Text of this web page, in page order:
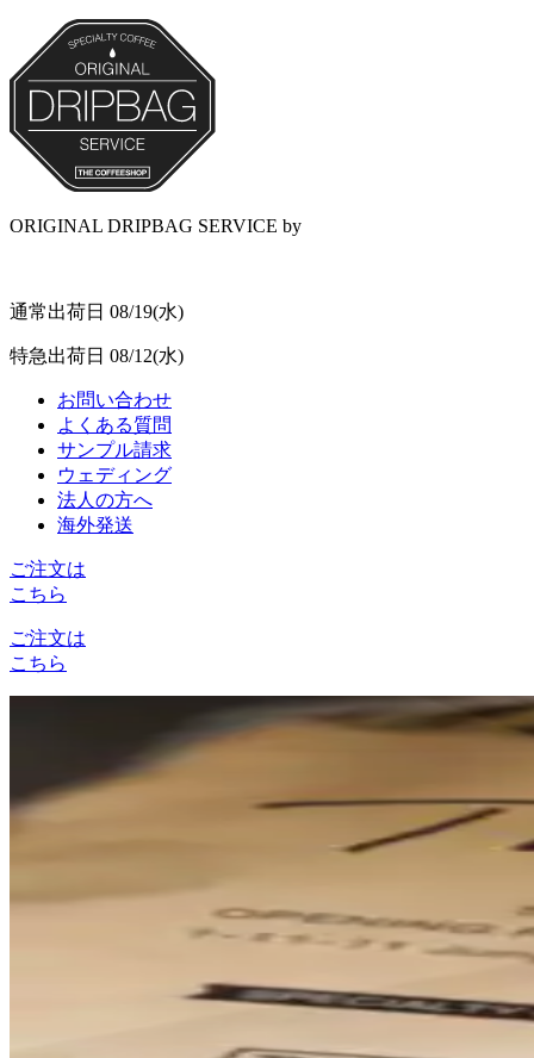
ORIGINAL DRIPBAG SERVICE by
通常出荷日 08/19(水)
特急出荷日 08/12(水)
お問い合わせ
よくある質問
サンプル請求
ウェディング
法人の方へ
海外発送
ご注文は
こちら
ご注文は
こちら